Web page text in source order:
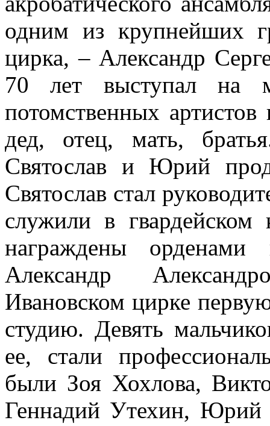
одним из крупнейших
цирка, – Александр
70 лет выступал на
потомственных
дед, отец, мать,
Святослав и Юрий
Святослав стал
служили в гвардейском
награждены
Александр
Ивановском цирке
студию. Девять
ее, стали
были Зоя Хохлова,
Геннадий Утехин,